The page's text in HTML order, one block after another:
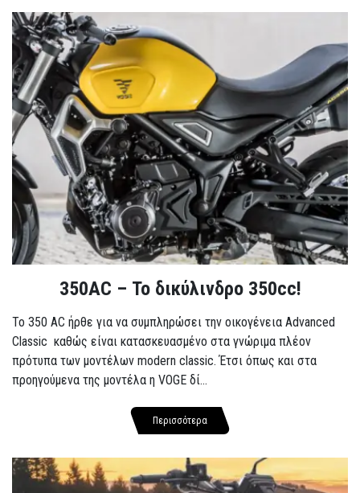
350AC – Το δικύλινδρο 350cc!
To 350 AC ήρθε για να συμπληρώσει την οικογένεια Advanced
Classic καθώς είναι κατασκευασμένο στα γνώριμα πλέον
πρότυπα των μοντέλων modern classic. Έτσι όπως και στα
προηγούμενα της μοντέλα η VOGE δί...
Περισσότερα